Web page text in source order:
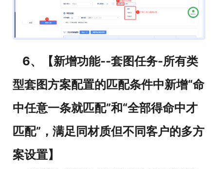
6、【新增功能--套图任务-所有类
型套图方案配置的匹配条件中新增“命
中任意一条就匹配”和“全部得命中才
匹配”，满足同材质但不同客户的多方
案设置】